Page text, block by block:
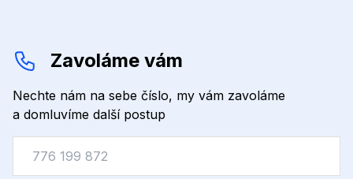
Zavoláme vám
Nechte nám na sebe číslo, my vám zavoláme
a domluvíme další postup